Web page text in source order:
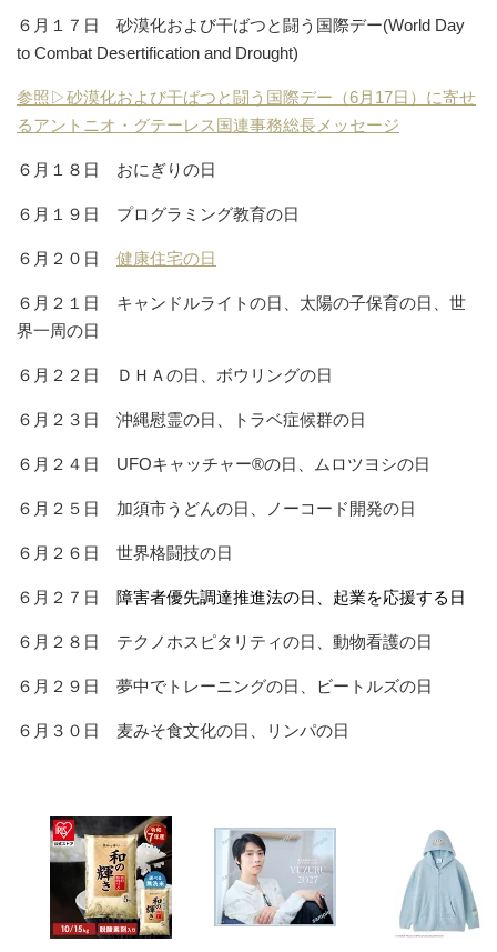
６月１７日 砂漠化および干ばつと闘う国際デー(World Day
to Combat Desertification and Drought)
参照▷砂漠化および干ばつと闘う国際デー（6月17日）に寄せ
るアントニオ・グテーレス国連事務総長メッセージ
６月１８日 おにぎりの日
６月１９日 プログラミング教育の日
６月２０日 健康住宅の日
６月２１日 キャンドルライトの日、太陽の子保育の日、世
界一周の日
６月２２日 ＤＨＡの日、ボウリングの日
６月２３日 沖縄慰霊の日、トラベ症候群の日
６月２４日 UFOキャッチャー®の日、ムロツヨシの日
６月２５日 加須市うどんの日、ノーコード開発の日
６月２６日 世界格闘技の日
６月２７日 障害者優先調達推進法の日、起業を応援する日
６月２８日 テクノホスピタリティの日、動物看護の日
６月２９日 夢中でトレーニングの日、ビートルズの日
６月３０日 麦みそ食文化の日、リンパの日